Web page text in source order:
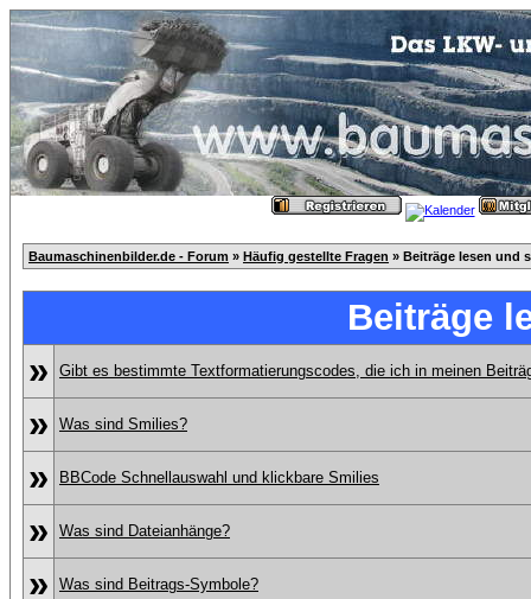
Baumaschinenbilder.de - Forum » Häufig gestellte Fragen » Beiträge lesen und
Beiträge
»
Gibt es bestimmte Textformatierungscodes, die ich in meinen
» Was sind Smilies?
» BBCode Schnellauswahl und klickbare Smilies
» Was sind Dateianhänge?
» Was sind Beitrags-Symbole?